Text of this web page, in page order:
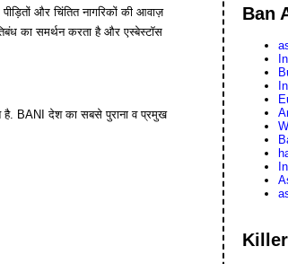
और चिंतित नागरिकों की आवाज़
का समर्थन करता है और एस्बेस्टॉस
है. BANI देश का सबसे पुराना व प्रमुख
Ban